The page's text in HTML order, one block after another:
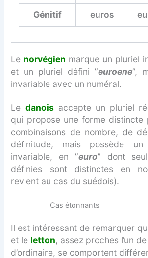
Génitif euros
Le norvégien marque un pluriel
et un pluriel défini ”euroene”,
invariable avec un numéral.
Le danois accepte un pluriel
qui propose une forme distincte
combinaisons de nombre, de
définitude, mais possède
invariable, en ”euro” dont
définies sont distinctes en
revient au cas du suédois).
Cas étonnants
Il est intéressant de remarquer
et le letton, assez proches l’un de
d’ordinaire, se comportent